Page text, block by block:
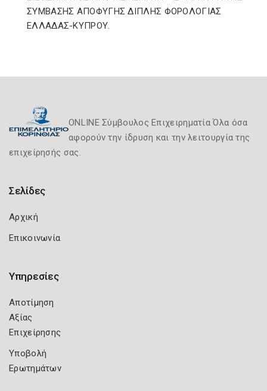
ΣΥΜΒΑΣΗΣ ΑΠΟΦΥΓΗΣ ΔΙΠΛΗΣ ΦΟΡΟΛΟΓΙΑΣ
ΕΛΛΑΔΑΣ-ΚΥΠΡΟΥ.
ONLINE Σύμβουλος Επιχειρηματία Όλα όσα
αφορούν την ίδρυση και την λειτουργία της
επιχείρησής σας.
Σελίδες
Αρχική
Επικοινωνία
Υπηρεσίες
Αποτίμηση
Αξίας
Επιχείρησης
Υποβολή
Ερωτημάτων